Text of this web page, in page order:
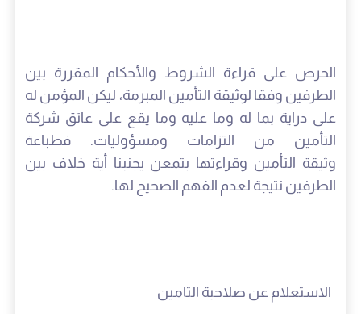
الحرص على قراءة الشروط والأحكام المقررة بين
الطرفين وفقا لوثيقة التأمين المبرمة، ليكن المؤمن له
على دراية بما له وما عليه وما يقع على عاتق شركة
التأمين من التزامات ومسؤوليات. فطباعة
وثيقة التأمين وقراءتها بتمعن يجنبنا أية خلاف بين
الطرفين نتيجة لعدم الفهم الصحيح لها.
الاستعلام عن صلاحية التامين